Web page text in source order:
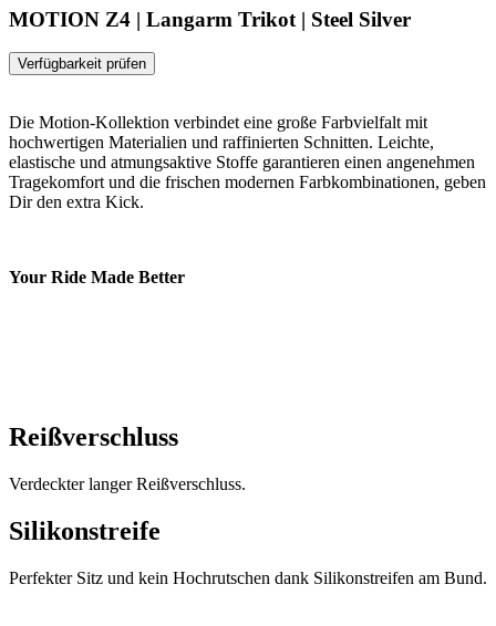
MOTION Z4 | Langarm Trikot | Steel Silver
Verfügbarkeit prüfen
Die Motion-Kollektion verbindet eine große Farbvielfalt mit
hochwertigen Materialien und raffinierten Schnitten. Leichte,
elastische und atmungsaktive Stoffe garantieren einen angenehmen
Tragekomfort und die frischen modernen Farbkombinationen, geben
Dir den extra Kick.
Your Ride Made Better
Reißverschluss
Verdeckter langer Reißverschluss.
Silikonstreife
Perfekter Sitz und kein Hochrutschen dank Silikonstreifen am Bund.